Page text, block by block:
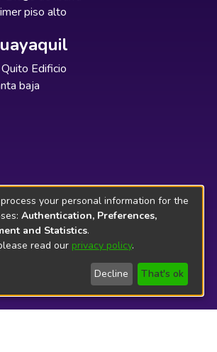
piso alto
Edificio
baja
your personal information for the
Authentication, Preferences,
and Statistics.
read our privacy policy.
Decline That's ok